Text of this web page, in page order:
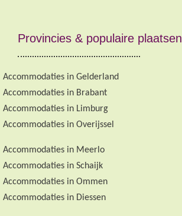
Provincies & populaire plaatsen
Accommodaties in Gelderland
Accommodaties in Brabant
Accommodaties in Limburg
Accommodaties in Overijssel
Accommodaties in Meerlo
Accommodaties in Schaijk
Accommodaties in Ommen
Accommodaties in Diessen